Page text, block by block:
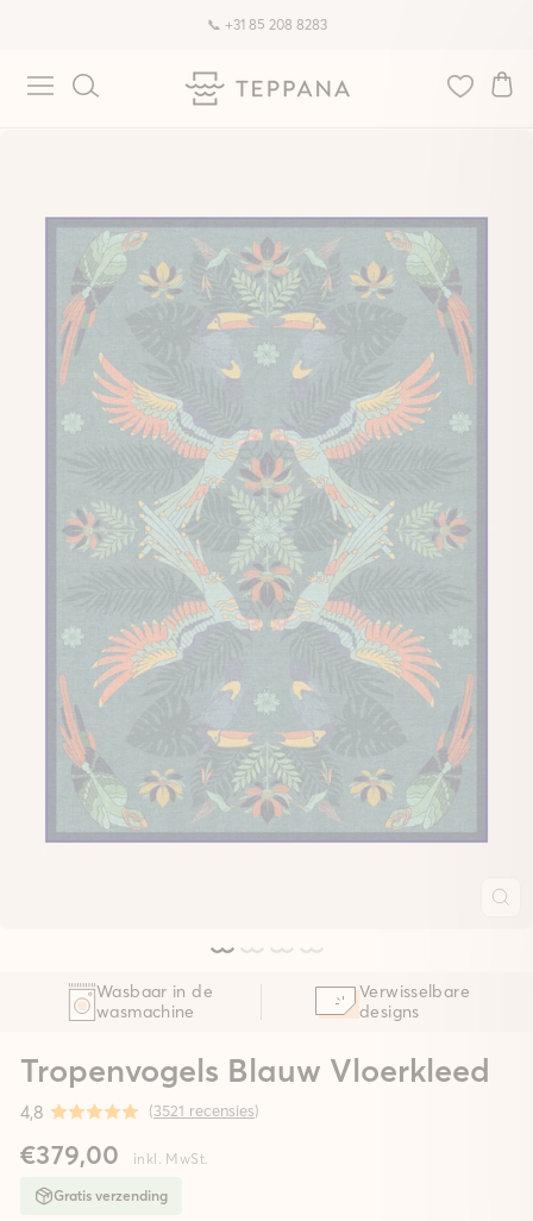
📞 +31 85 208 8283
Wasbaar in de
wasmachine
Verwisselbare
designs
Tropenvogels Blauw Vloerkleed
4,8 (3521 recensies)
€379,00 inkl. MwSt.
Gratis verzending